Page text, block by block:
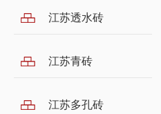
江苏透水砖
江苏青砖
江苏多孔砖